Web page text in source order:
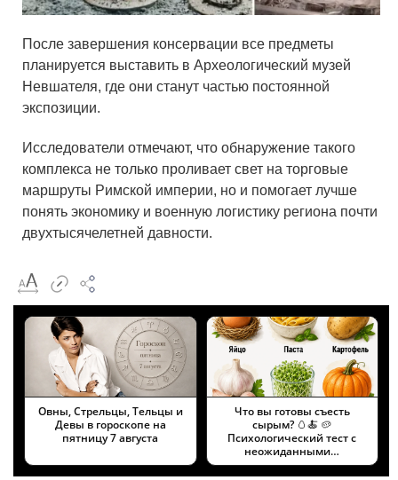
После завершения консервации все предметы
планируется выставить в Археологический музей
Невшателя, где они станут частью постоянной
экспозиции.
Исследователи отмечают, что обнаружение такого
комплекса не только проливает свет на торговые
маршруты Римской империи, но и помогает лучше
понять экономику и военную логистику региона почти
двухтысячелетней давности.
Овны, Стрельцы, Тельцы и
Девы в гороскопе на
пятницу 7 августа
Что вы готовы съесть
сырым? 🥚🍝 🥔
Психологический тест с
неожиданными…